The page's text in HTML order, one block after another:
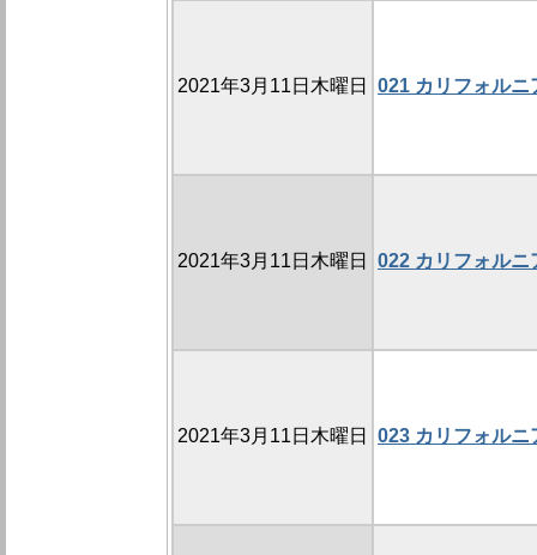
2021年3月11日木曜日 021 カリフォルニ
2021年3月11日木曜日 022 カリフォルニ
2021年3月11日木曜日 023 カリフォルニ